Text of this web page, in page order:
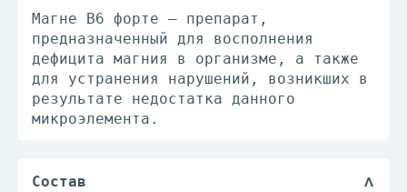
Магне В6 форте – препарат,
предназначенный для восполнения
дефицита магния в организме, а также
для устранения нарушений, возникших в
результате недостатка данного
микроэлемента.
Состав